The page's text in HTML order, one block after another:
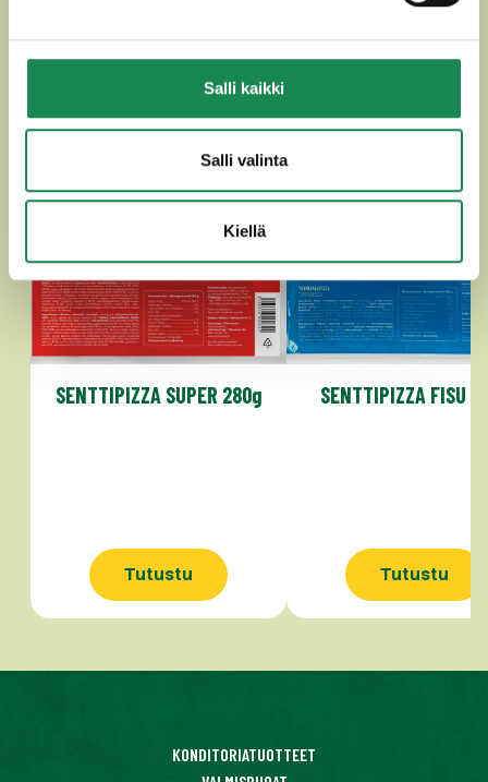
Salli kaikki
Salli valinta
Kiellä
MUUT HERKULLISET PIZZAT
SENTTIPIZZA SUPER 280g
Tutustu
SENTTIPIZZA FISU
Tutustu
KONDITORIATUOTTEET